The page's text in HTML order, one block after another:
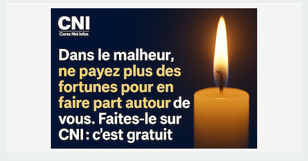
Les brèves
06/08/2026 15:57
Ucciani – Marché des producteurs à Cruculi le
06/08/2026 15:25
Corte – L’association A Nuciola organise une